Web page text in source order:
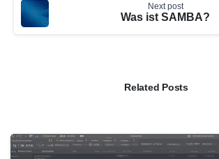
Next post
Was ist SAMBA?
Related Posts